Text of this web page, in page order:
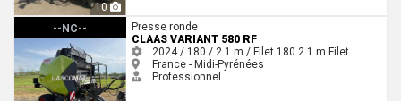
10
--NC--
Claas VARIANT 580 RF
Presse ronde
CLAAS VARIANT 580 RF
2024 / 180 / 2.1 m / Filet 180 2.1 m Filet
France - Midi-Pyrénées
Professionnel